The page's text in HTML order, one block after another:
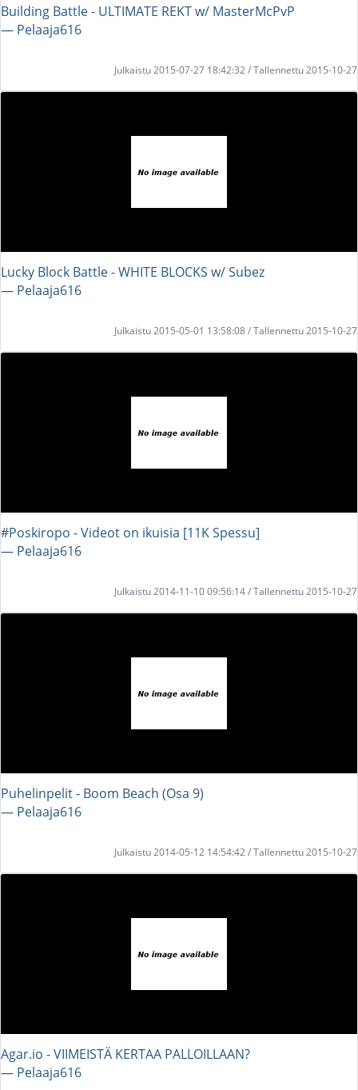
Building Battle - ULTIMATE REKT w/ MasterMcPvP
― Pelaaja616
Julkaistu 2015-07-27 18:42:32 / Tallennettu 2015-10-27
Lucky Block Battle - WHITE BLOCKS w/ Subez
― Pelaaja616
Julkaistu 2015-05-01 13:58:08 / Tallennettu 2015-10-27
#Poskiropo - Videot on ikuisia [11K Spessu]
― Pelaaja616
Julkaistu 2014-11-10 09:56:14 / Tallennettu 2015-10-27
Puhelinpelit - Boom Beach (Osa 9)
― Pelaaja616
Julkaistu 2014-05-12 14:54:42 / Tallennettu 2015-10-27
Agar.io - VIIMEISTÄ KERTAA PALLOILLAAN?
― Pelaaja616